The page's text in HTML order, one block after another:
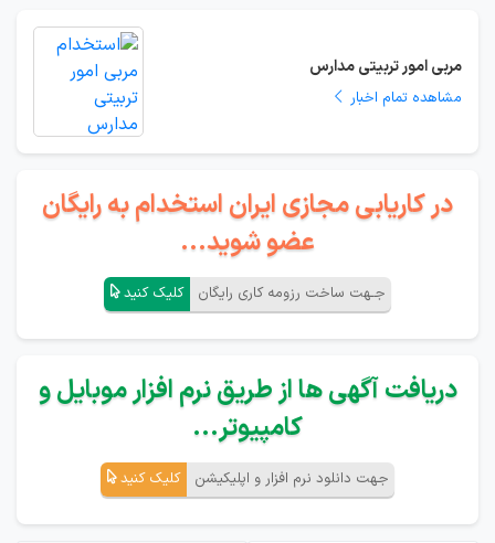
مربی امور تربیتی مدارس
مشاهده تمام اخبار
در کاریابی مجازی ایران استخدام به رایگان
عضو شوید...
جـهت ساخت رزومه کاری رایگان کلیک کنید
دریافت آگهی ها از طریق نرم افزار موبایل و
کامپیوتر...
جهت دانلود نرم افزار و اپلیکیشن کلیک کنید